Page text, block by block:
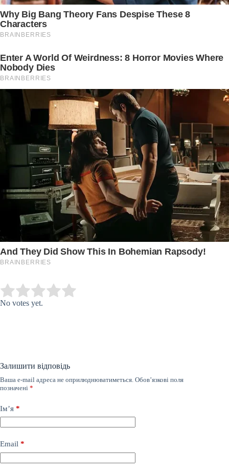
Rate this item:
No votes yet.
Залишити відповідь
Ваша e-mail адреса не оприлюднюватиметься. Обов’язкові поля
позначені *
Ім’я *
Email *